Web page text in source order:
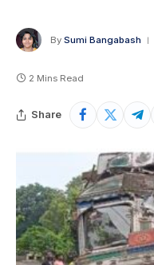
By Sumi Bangabash
2 Mins Read
Share